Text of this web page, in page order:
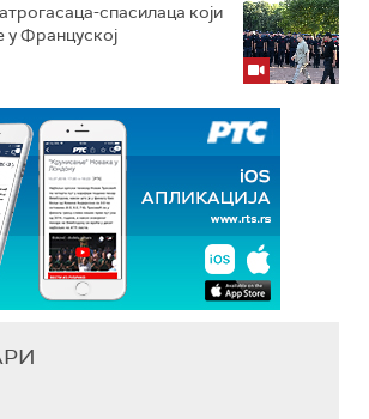
спасилаца који
у Француској